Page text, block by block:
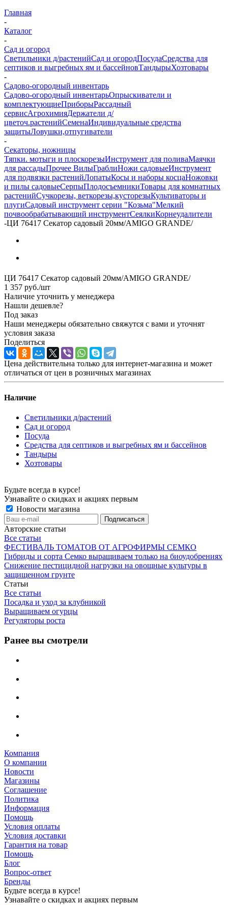
Главная
-
Каталог
-
Сад и огород
Светильники д/растенийСад и огородПосудаСредства для
септиков и выгребных ям и бассейновТандырыХозтовары
-
Садово-огородный инвентарь
Садово-огородный инвентарьОпрыскиватели и
комплектующиеПриборыРассадный
сервисАгрохимияДержатели д/
цветоч.растенийСеменаИндивидуальные средства
защитыЛовушки,отпугиватели
-
Секаторы, ножницы
Тяпки. мотыги и плоскорезыИнструмент для поливаМаячки
для рассадыПрочее ВилыГраблиНожи садовыеИнструмент
для подвязки растенийЛопатыКосы и наборы косцаНожовки
и пилы садовыеСерпыПлодосъемникиТовары для комнатных
растенийСучкорезы, веткорезы,кусторезыКультиваторы и
плугиСадовый инструмент серии "Козьма"Мелкий
почвообрабатывающий инструментСеялкиКорнеудалители
-ЦИ 76417 Секатор садовый 20мм/AMIGO GRANDE/
ЦИ 76417 Секатор садовый 20мм/AMIGO GRANDE/
1 357 руб./шт
Наличие уточнить у менеджера
Нашли дешевле?
Под заказ
Наши менеджеры обязательно свяжутся с вами и уточнят
условия заказа
Поделиться
Цена действительна только для интернет-магазина и может
отличаться от цен в розничных магазинах
Наличие
Светильники д/растений
Сад и огород
Посуда
Средства для септиков и выгребных ям и бассейнов
Тандыры
Хозтовары
Будьте всегда в курсе!
Узнавайте о скидках и акциях первым
Новости магазина
Авторские статьи
Все статьи
ФЕСТИВАЛЬ ТОМАТОВ ОТ АГРОФИРМЫ СЕМКО
Гибриды и сорта Семко выращиваем только на биоудобрениях
Снижение пестицидной нагрузки на овощные культуры в
защищенном грунте
Статьи
Все статьи
Посадка и уход за клубникой
Выращиваем огурцы
Регуляторы роста
Ранее вы смотрели
Компания
О компании
Новости
Магазины
Соглашение
Политика
Информация
Помощь
Условия оплаты
Условия доставки
Гарантия на товар
Помощь
Блог
Вопрос-ответ
Бренды
Будьте всегда в курсе!
Узнавайте о скидках и акциях первым